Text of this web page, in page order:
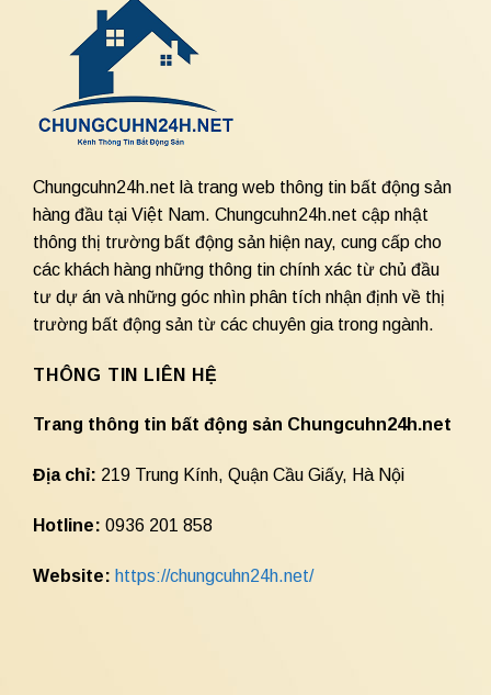
Chungcuhn24h.net là trang web thông tin bất động sản
hàng đầu tại Việt Nam. Chungcuhn24h.net cập nhật
thông thị trường bất động sản hiện nay, cung cấp cho
các khách hàng những thông tin chính xác từ chủ đầu
tư dự án và những góc nhìn phân tích nhận định về thị
trường bất động sản từ các chuyên gia trong ngành.
THÔNG TIN LIÊN HỆ
Trang thông tin bất động sản Chungcuhn24h.net
Địa chỉ: 219 Trung Kính, Quận Cầu Giấy, Hà Nội
Hotline: 0936 201 858
Website: https://chungcuhn24h.net/